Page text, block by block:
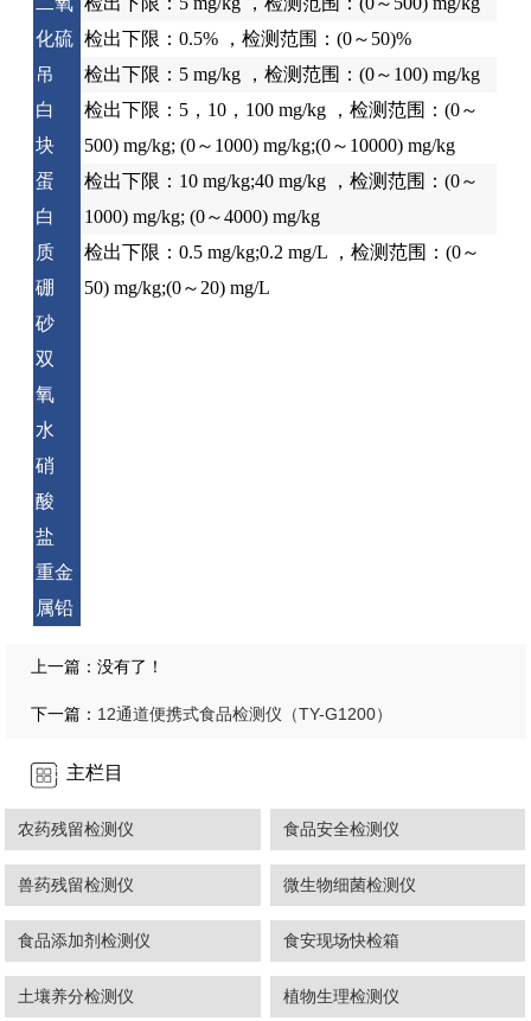
化硫
吊
白
块
蛋
白
质
硼
砂
双
氧
水
硝
酸
盐
重金
属铅
检出下限：0.5% ，检测范围：(0～50)%
检出下限：5 mg/kg ，检测范围：(0～100) mg/kg
检出下限：5，10，100 mg/kg ，检测范围：(0～
500) mg/kg; (0～1000) mg/kg;(0～10000) mg/kg
检出下限：10 mg/kg;40 mg/kg ，检测范围：(0～
1000) mg/kg; (0～4000) mg/kg
检出下限：0.5 mg/kg;0.2 mg/L ，检测范围：(0～
50) mg/kg;(0～20) mg/L
上一篇：没有了！
下一篇： 12通道便携式食品检测仪（TY-G1200）
主栏目
农药残留检测仪 食品安全检测仪
兽药残留检测仪 微生物细菌检测仪
食品添加剂检测仪 食安现场快检箱
土壤养分检测仪 植物生理检测仪